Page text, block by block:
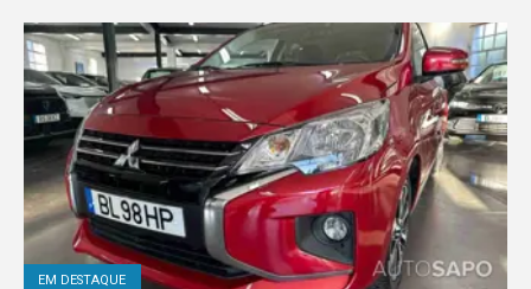
EM DESTAQUE